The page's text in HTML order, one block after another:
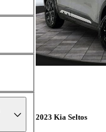
2023 Kia Seltos